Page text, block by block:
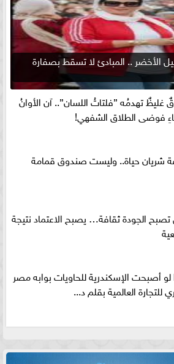
الأخضر .. المبادئ لا تسقط بصفارة
غليظٌ تهدمُه ”فلتاتُ اللسان”.. آن الأوانُ
فوضى الطلاق الشفهي!
شريان حياة.. وليست صندوق قمامة
الجودة ثقافة… يصبح الاعتماد نتيجة
لو أصبحت الإسكندرية للحاويات بوابه مصر
للتجارة العالمية بقلم د...